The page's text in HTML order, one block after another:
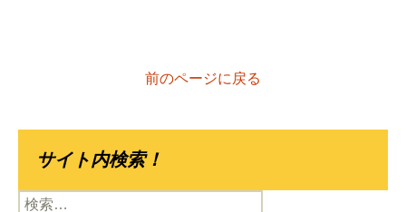
前のページに戻る
サイト内検索！
検